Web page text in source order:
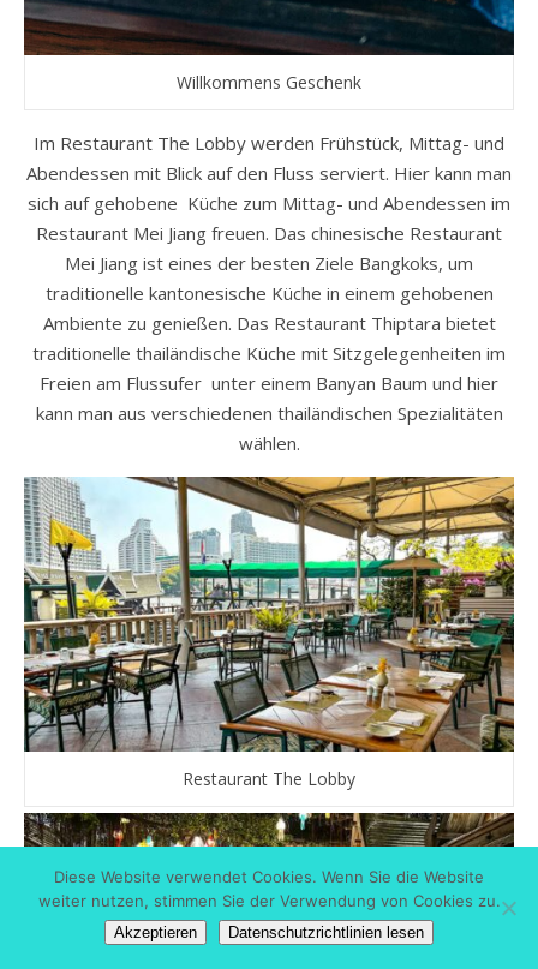
Willkommens Geschenk
Im Restaurant The Lobby werden Frühstück, Mittag- und
Abendessen mit Blick auf den Fluss serviert. Hier kann man
sich auf gehobene Küche zum Mittag- und Abendessen im
Restaurant Mei Jiang freuen. Das chinesische Restaurant
Mei Jiang ist eines der besten Ziele Bangkoks, um
traditionelle kantonesische Küche in einem gehobenen
Ambiente zu genießen. Das Restaurant Thiptara bietet
traditionelle thailändische Küche mit Sitzgelegenheiten im
Freien am Flussufer unter einem Banyan Baum und hier
kann man aus verschiedenen thailändischen Spezialitäten
wählen.
Restaurant The Lobby
Diese Website verwendet Cookies. Wenn Sie die Website
weiter nutzen, stimmen Sie der Verwendung von Cookies zu.
Akzeptieren Datenschutzrichtlinien lesen